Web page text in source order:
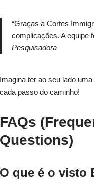
“Graças à Cortes
complicações. A equipe
Pesquisadora
Imagina ter ao seu lado
cada passo do caminho!
FAQs
Questions)
O que é o visto